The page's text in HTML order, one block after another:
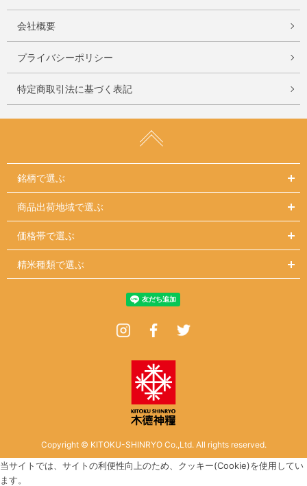
会社概要
プライバシーポリシー
特定商取引法に基づく表記
銘柄で選ぶ
商品出荷地域で選ぶ
価格帯で選ぶ
精米種類で選ぶ
InstagramFacebook
Copyright © KITOKU-SHINRYO Co.,Ltd. All rights reserved.
当サイトでは、サイトの利便性向上のため、クッキー(Cookie)を使用してい
ます。